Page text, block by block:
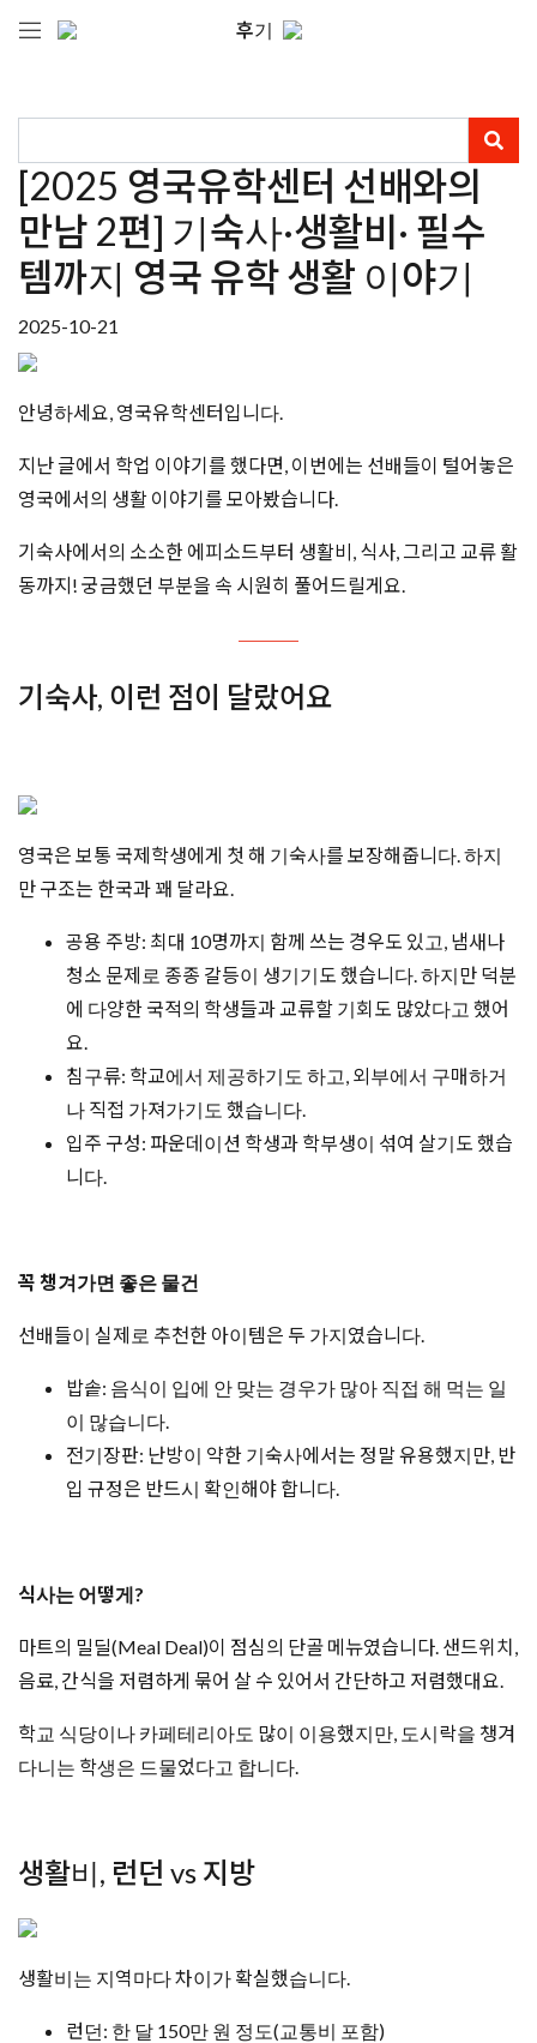
후기
[2025 영국유학센터 선배와의
만남 2편] 기숙사·생활비· 필수
템까지 영국 유학 생활 이야기
2025-10-21
안녕하세요, 영국유학센터입니다.
지난 글에서 학업 이야기를 했다면, 이번에는 선배들이 털어놓은
영국에서의 생활 이야기를 모아봤습니다.
기숙사에서의 소소한 에피소드부터 생활비, 식사, 그리고 교류 활
동까지! 궁금했던 부분을 속 시원히 풀어드릴게요.
기숙사, 이런 점이 달랐어요
영국은 보통 국제학생에게 첫 해 기숙사를 보장해줍니다. 하지
만 구조는 한국과 꽤 달라요.
공용 주방: 최대 10명까지 함께 쓰는 경우도 있고, 냄새나
청소 문제로 종종 갈등이 생기기도 했습니다. 하지만 덕분
에 다양한 국적의 학생들과 교류할 기회도 많았다고 했어
요.
침구류: 학교에서 제공하기도 하고, 외부에서 구매하거
나 직접 가져가기도 했습니다.
입주 구성: 파운데이션 학생과 학부생이 섞여 살기도 했습
니다.
꼭 챙겨가면 좋은 물건
선배들이 실제로 추천한 아이템은 두 가지였습니다.
밥솥: 음식이 입에 안 맞는 경우가 많아 직접 해 먹는 일
이 많습니다.
전기장판: 난방이 약한 기숙사에서는 정말 유용했지만, 반
입 규정은 반드시 확인해야 합니다.
식사는 어떻게?
마트의 밀딜(Meal Deal)이 점심의 단골 메뉴였습니다. 샌드위치,
음료, 간식을 저렴하게 묶어 살 수 있어서 간단하고 저렴했대요.
학교 식당이나 카페테리아도 많이 이용했지만, 도시락을 챙겨
다니는 학생은 드물었다고 합니다.
생활비, 런던 vs 지방
생활비는 지역마다 차이가 확실했습니다.
런던: 한 달 150만 원 정도(교통비 포함)